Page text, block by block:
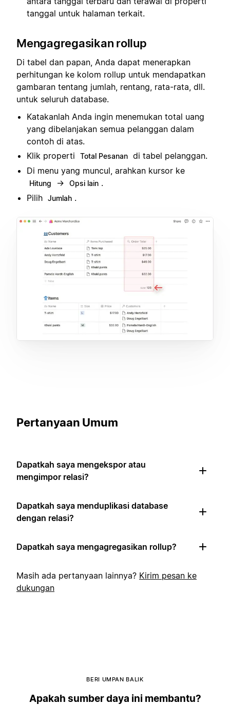
tanggal untuk halaman terkait.
Mengagregasikan rollup
Di tabel dan papan, Anda dapat menerapkan
perhitungan ke kolom rollup untuk mendapatkan
gambaran tentang jumlah, rentang, rata-rata, dll.
untuk seluruh database.
Katakanlah Anda ingin menemukan total uang
yang dibelanjakan semua pelanggan dalam
contoh di atas.
Klik properti
Total Pesanan di tabel pelanggan.
Di menu yang muncul, arahkan kursor ke
Hitung → Opsi lain .
Pilih Jumlah .
Pertanyaan Umum
Dapatkah saya mengekspor atau
mengimpor relasi?
Dapatkah saya menduplikasi database
dengan relasi?
Dapatkah saya mengagregasikan rollup?
Masih ada pertanyaan lainnya? Kirim pesan ke
dukungan
BERI UMPAN BALIK
Apakah sumber daya ini membantu?